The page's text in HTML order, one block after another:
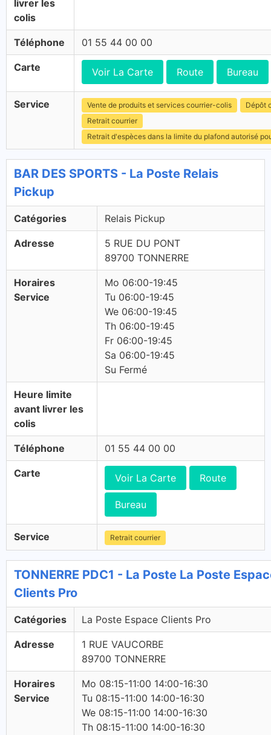
livrer les
colis
Téléphone 01 55 44 00 00
Carte Voir La Carte Route Bureau
Service Vente de produits et services courrier-colis
Dépôt
Retrait courrier
Retrait d'espèces dans la limite du plafond autorisé
BAR DES SPORTS - La Poste Relais
Pickup
Catégories Relais Pickup
Adresse
5 RUE DU PONT
89700 TONNERRE
Horaires
Service
Mo 06:00-19:45
Tu 06:00-19:45
We 06:00-19:45
Th 06:00-19:45
Fr 06:00-19:45
Sa 06:00-19:45
Su Fermé
Heure limite
avant livrer les
colis
Téléphone 01 55 44 00 00
Carte Voir La Carte Route
Bureau
Service Retrait courrier
TONNERRE PDC1 - La Poste La Poste
Clients Pro
Catégories La Poste Espace Clients Pro
Adresse
1 RUE VAUCORBE
89700 TONNERRE
Horaires
Service
Mo 08:15-11:00 14:00-16:30
Tu 08:15-11:00 14:00-16:30
We 08:15-11:00 14:00-16:30
Th 08:15-11:00 14:00-16:30